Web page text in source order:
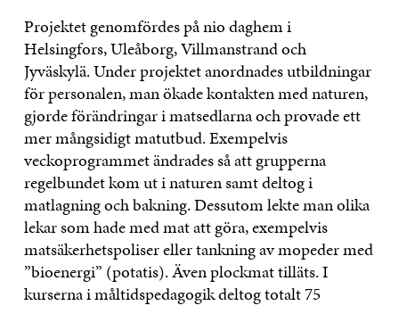
Projektet genomfördes på nio daghem i
Helsingfors, Uleåborg, Villmanstrand och
Jyväskylä. Under projektet anordnades utbildningar
för personalen, man ökade kontakten med naturen,
gjorde förändringar i matsedlarna och provade ett
mer mångsidigt matutbud. Exempelvis
veckoprogrammet ändrades så att grupperna
regelbundet kom ut i naturen samt deltog i
matlagning och bakning. Dessutom lekte man olika
lekar som hade med mat att göra, exempelvis
matsäkerhetspoliser eller tankning av mopeder med
”bioenergi” (potatis). Även plockmat tilläts. I
kurserna i måltidspedagogik deltog totalt 75